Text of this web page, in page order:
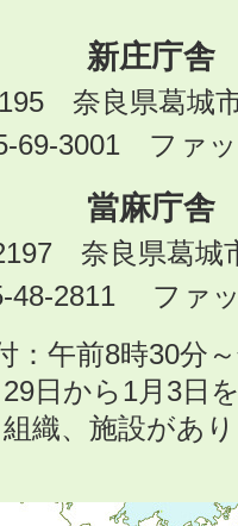
新庄庁舎
奈良県葛城
69-3001 ファ
當麻庁舎
奈良県葛城
48-2811 ファ
：午前8時30分
29日から1月3日
織、施設があ